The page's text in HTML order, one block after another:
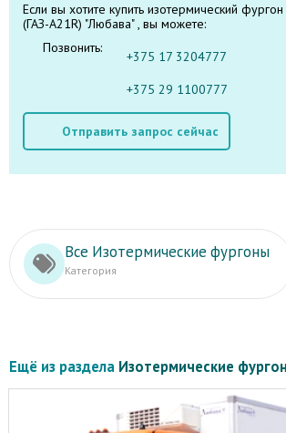
Если вы хотите купить изотермический
(ГАЗ-А21R) "Любава" , вы можете:
Позвонить:
+375 17 3204777
+375 29 1100777
Отправить запрос сейчас
Все Изотермические фургоны
Категория
Ещё из раздела Изотермические